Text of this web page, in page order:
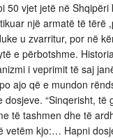
50 vjet jetë në Shqipëri
një armatë të tërë
u zvarritur, por në
e përbotshme.
i veprimit të saj
ajo që e mundon
dosjeve. “Sinqerisht, të
të tashmen dhe të
vetëm kjo:… Hapni